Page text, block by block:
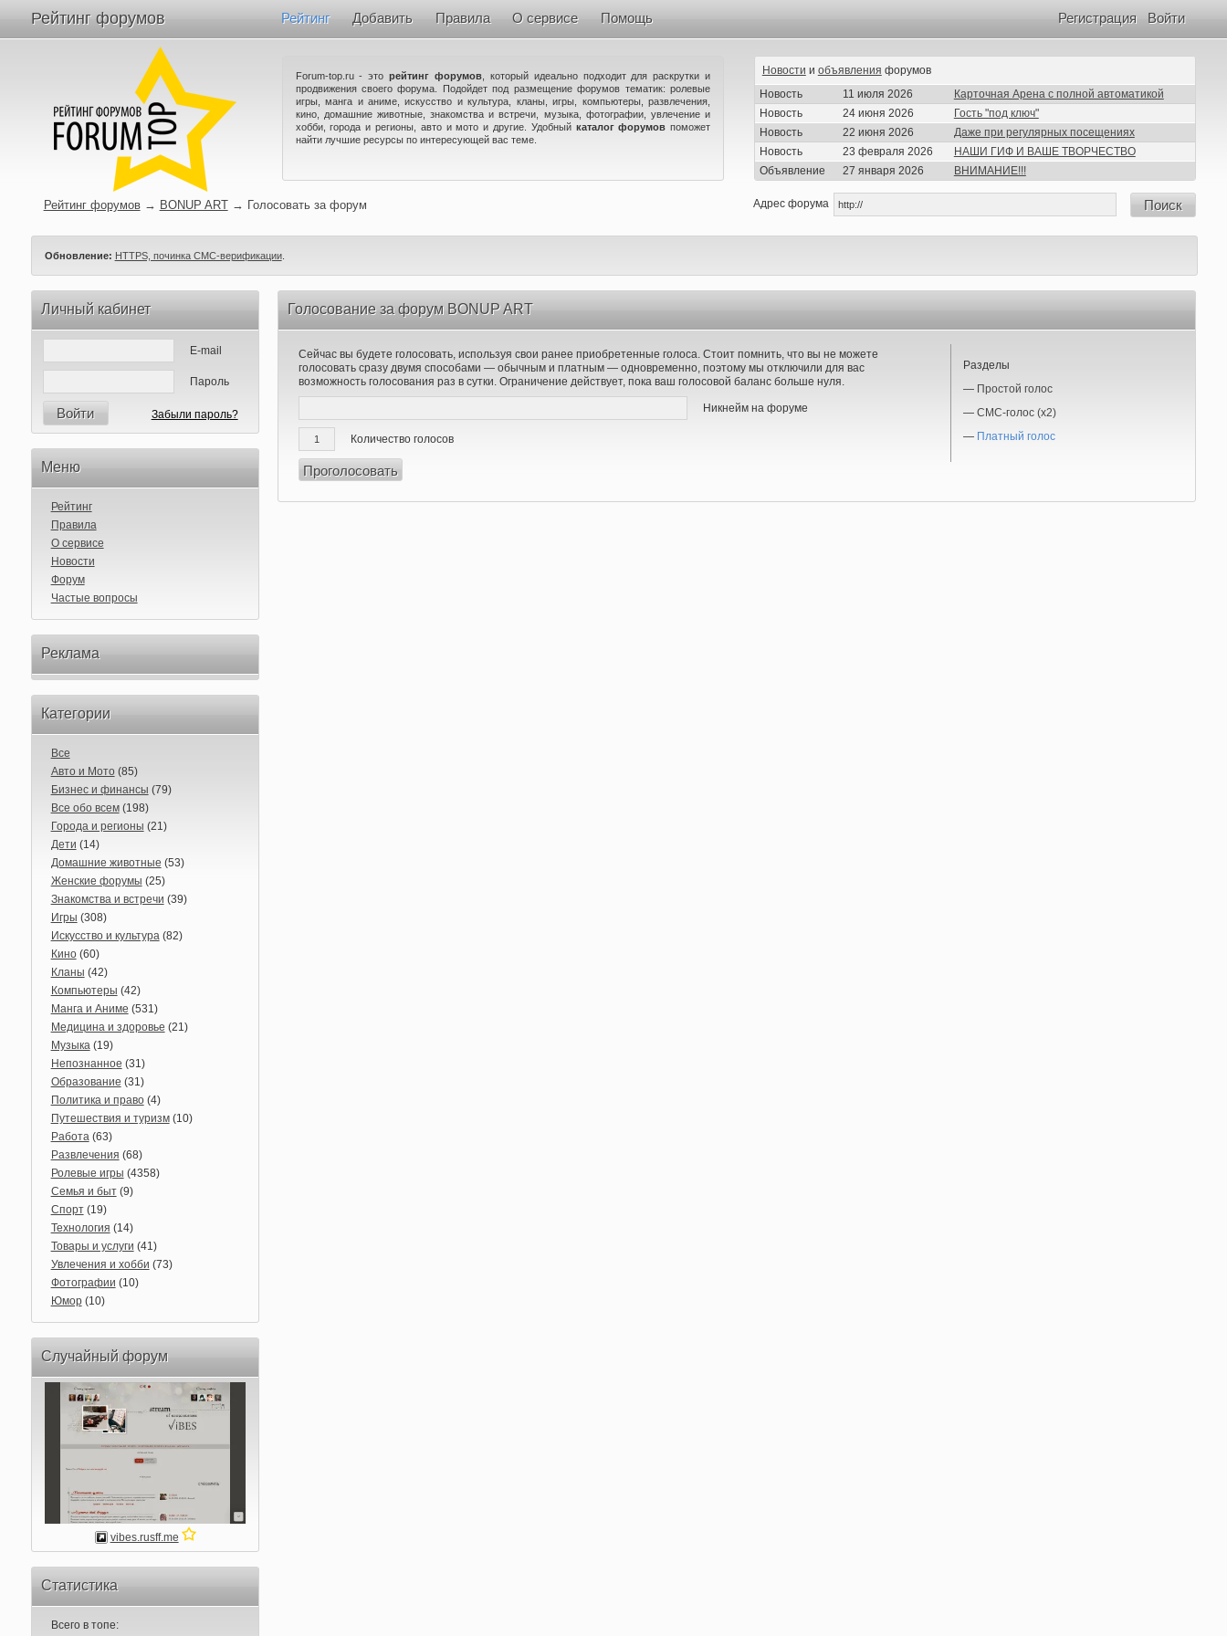
Рейтинг форумов Рейтинг Добавить Правила О сервисе Помощь Войти
Регистрация
Forum-top.ru - эторейтинг форумов , который идеально подходит для раскрутки и
продвижения своего форума. Подойдет под размещение форумов тематик: ролевые
игры, манга и аниме, искусство и культура, кланы, игры, компьютеры, развлечения,
кино, домашние животные, знакомства и встречи, музыка, фотографии, увлечение и
хобби, города и регионы, авто и мото и другие. Удобный каталог форумов поможет
найти лучшие ресурсы по интересующей вас теме.
Новости и объявления форумов
Новость
11 июля 2026
Карточная Арена с полной автоматикой
Новость
24 июня 2026
Гость "под ключ"
Новость
22 июня 2026
Даже при регулярных посещениях
Новость
23 февраля 2026
НАШИ ГИФ И ВАШЕ ТВОРЧЕСТВО
Объявление
27 января 2026 ВНИМАНИЕ!!!
Адрес форума Поиск
Рейтинг форумов → BONUP ART → Голосовать за форум
Обновление: HTTPS, починка СМС-верификации.
Личный кабинет
E-mail
Пароль
Войти Забыли пароль?
Меню
Рейтинг
Правила
О сервисе
Новости
Форум
Частые вопросы
Реклама
Категории
Все
Авто и Мото(85)
Бизнес и финансы (79)
Все обо всем(198)
Города и регионы (21)
Дети (14)
Домашние животные (53)
Женские форумы (25)
Знакомства и встречи (39)
Игры (308)
Искусство и культура(82)
Кино(60)
Кланы (42)
Компьютеры (42)
Манга и Аниме (531)
Медицина и здоровье (21)
Музыка(19)
Непознанное (31)
Образование (31)
Политика и право(4)
Путешествия и туризм(10)
Работа(63)
Развлечения (68)
Ролевые игры (4358)
Семья и быт(9)
Спорт(19)
Технология (14)
Товары и услуги (41)
Увлечения и хобби (73)
Фотографии (10)
Юмор(10)
Случайный форум
vibes.rusff.me
Статистика
Всего в топе:
Голосование за форум BONUP ART
Сейчас вы будете голосовать, используя свои ранее приобретенные голоса. Стоит помнить, что вы не можете
голосовать сразу двумя способами — обычным и платным — одновременно, поэтому мы отключили для вас
возможность голосования раз в сутки. Ограничение действует, пока ваш голосовой баланс больше нуля.
Никнейм на форуме
Количество голосов
Разделы
— Простой голос
— СМС-голос (x2)
— Платный голос